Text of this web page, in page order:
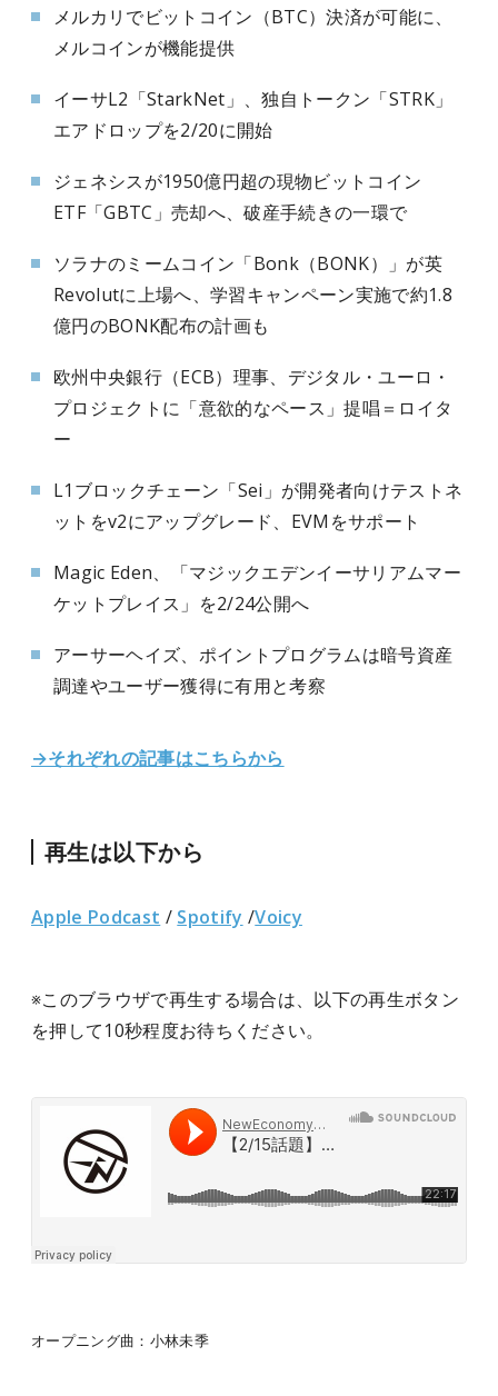
メルカリでビットコイン（BTC）決済が可能に、
メルコインが機能提供
イーサL2「StarkNet」、独自トークン「STRK」
エアドロップを2/20に開始
ジェネシスが1950億円超の現物ビットコイン
ETF「GBTC」売却へ、破産手続きの一環で
ソラナのミームコイン「Bonk（BONK）」が英
Revolutに上場へ、学習キャンペーン実施で約1.8
億円のBONK配布の計画も
欧州中央銀行（ECB）理事、デジタル・ユーロ・
プロジェクトに「意欲的なペース」提唱＝ロイタ
ー
L1ブロックチェーン「Sei」が開発者向けテストネ
ットをv2にアップグレード、EVMをサポート
Magic Eden、「マジックエデンイーサリアムマー
ケットプレイス」を2/24公開へ
アーサーヘイズ、ポイントプログラムは暗号資産
調達やユーザー獲得に有用と考察
→それぞれの記事はこちらから
再生は以下から
Apple Podcast / Spotify /Voicy
※このブラウザで再生する場合は、以下の再生ボタン
を押して10秒程度お待ちください。
オープニング曲：小林未季